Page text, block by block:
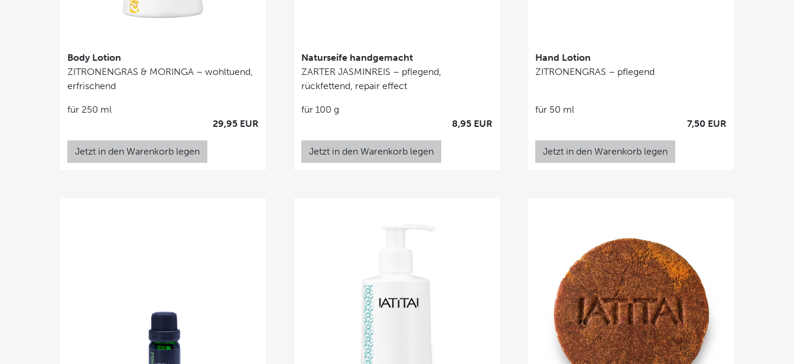
Body Lotion
ZITRONENGRAS & MORINGA – wohltuend,
erfrischend
29,95 EUR
für 250 ml
Jetzt in den Warenkorb legen
Naturseife handgemacht
ZARTER JASMINREIS – pflegend,
rückfettend, repair effect
8,95 EUR
für 100 g
Jetzt in den Warenkorb legen
Hand Lotion
ZITRONENGRAS – pflegend
7,50 EUR
für 50 ml
Jetzt in den Warenkorb legen